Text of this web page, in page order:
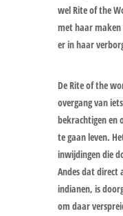
wel Rite of the
met haar maken
er in haar
De Rite of the
overgang van
bekrachtigen en
te gaan leven.
inwijdingen die
Andes dat direct
indianen, is
om daar